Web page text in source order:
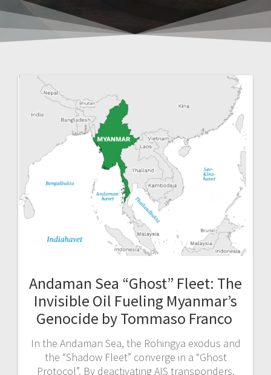
Andaman Sea “Ghost” Fleet: The
Invisible Oil Fueling Myanmar’s
Genocide by Tommaso Franco
In the Andaman Sea, the Rohingya exodus and
the “Shadow Fleet” converge in a “Ghost
Protocol”. By deactivating AIS transponders,